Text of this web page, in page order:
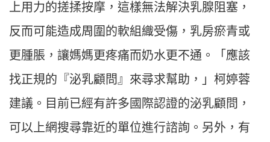
上用力的搓揉按摩，這樣無法解決乳腺阻塞，
反而可能造成周圍的軟組織受傷，乳房瘀青或
更腫脹，讓媽媽更疼痛而奶水更不通。「應該
找正規的『泌乳顧問』來尋求幫助，」柯婷蓉
建議。目前已經有許多國際認證的泌乳顧問，
可以上網搜尋靠近的單位進行諮詢。另外，有